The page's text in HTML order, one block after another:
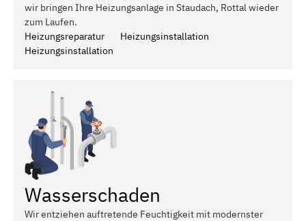
wir bringen Ihre Heizungsanlage in Staudach, Rottal wieder
zum Laufen.
Heizungsreparatur
Heizungsinstallation
Heizungsinstallation
Wasserschaden
Wir entziehen auftretende Feuchtigkeit mit modernster